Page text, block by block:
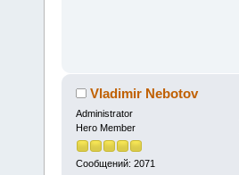
Vladimir Nebotov
Administrator
Hero Member
Сообщений: 2071